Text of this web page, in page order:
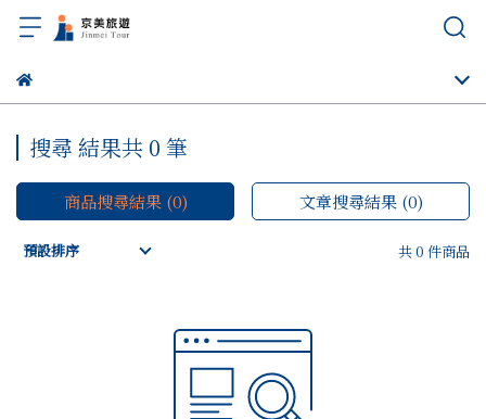
搜尋 結果共 0 筆
商品搜尋結果 (0) 文章搜尋結果 (0)
預設排序 共 0 件商品